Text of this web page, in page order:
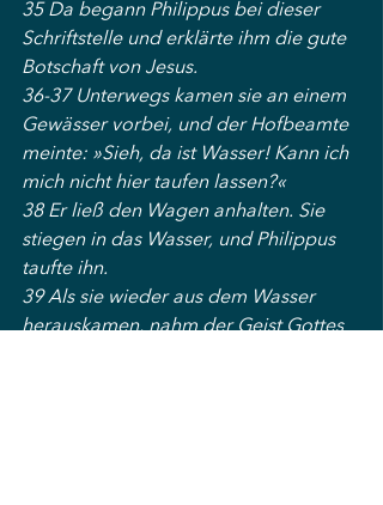
35 Da begann Philippus bei dieser
Schriftstelle und erklärte ihm die gute
Botschaft von Jesus.
36-37 Unterwegs kamen sie an einem
Gewässer vorbei, und der Hofbeamte
meinte: »Sieh, da ist Wasser! Kann ich
mich nicht hier taufen lassen?«
38 Er ließ den Wagen anhalten. Sie
stiegen in das Wasser, und Philippus
taufte ihn.
39 Als sie wieder aus dem Wasser
herauskamen, nahm der Geist Gottes